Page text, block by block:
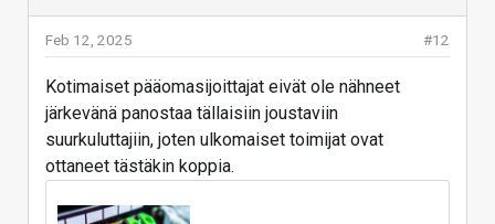
tonttien myyntihinta tulee olemaan noin
760 000 euroa.
Hanke | Kokemäen
datakeskuksen taustalla
#12
Feb 12, 2025
Kotimaiset pääomasijoittajat eivät ole nähneet
järkevänä panostaa tällaisiin joustaviin
suurkuluttajiin, joten ulkomaiset toimijat ovat
ottaneet tästäkin koppia.